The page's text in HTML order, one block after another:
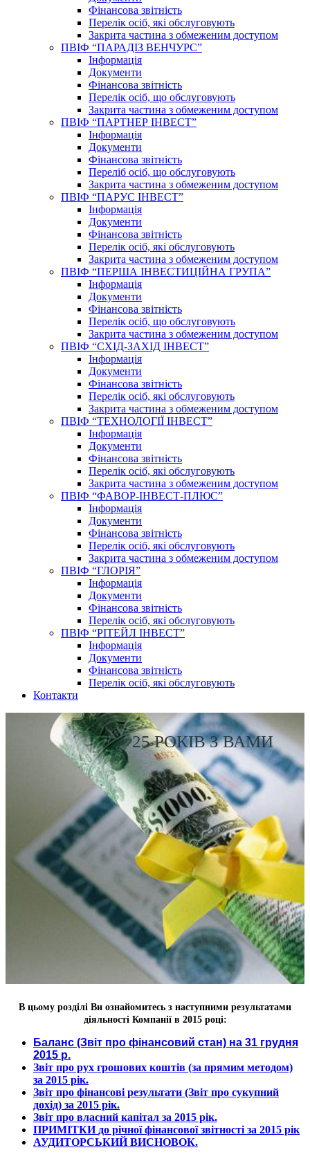
Фінансова звітність
Перелік осіб, які обслуговують
Закрита частина з обмеженим доступом
ПВІФ “ПАРАДІЗ ВЕНЧУРС”
Інформація
Документи
Фінансова звітність
Перелік осіб, що обслуговують
Закрита частина з обмеженим доступом
ПВІФ “ПАРТНЕР ІНВЕСТ”
Інформація
Документи
Фінансова звітність
Переліб осіб, що обслуговують
Закрита частина з обмеженим доступом
ПВІФ “ПАРУС ІНВЕСТ”
Інформація
Документи
Фінансова звітність
Перелік осіб, які обслуговують
Закрита частина з обмеженим доступом
ПВІФ “ПЕРША ІНВЕСТИЦІЙНА ГРУПА”
Інформація
Документи
Фінансова звітність
Перелік осіб, що обслуговують
Закрита частина з обмеженим доступом
ПВІФ “СХІД-ЗАХІД ІНВЕСТ”
Інформація
Документи
Фінансова звітність
Перелік осіб, які обслуговують
Закрита частина з обмеженим доступом
ПВІФ “ТЕХНОЛОГІЇ ІНВЕСТ”
Інформація
Документи
Фінансова звітність
Перелік осіб, які обслуговують
Закрита частина з обмеженим доступом
ПВІФ “ФАВОР-ІНВЕСТ-ПЛЮС”
Інформація
Документи
Фінансова звітність
Перелік осіб, які обслуговують
Закрита частина з обмеженим доступом
ПВІФ “ГЛОРІЯ”
Інформація
Документи
Фінансова звітність
Перелік осіб, які обслуговують
ПВІФ “РІТЕЙЛ ІНВЕСТ”
Інформація
Документи
Фінансова звітність
Перелік осіб, які обслуговують
Контакти
25 РОКІВ З ВАМИ
В цьому розділі Ви ознайомитесь з наступними результатами
діяльності Компанії в 2015 році:
Баланс (Звіт про фінансовий стан) на 31 грудня
2015 р.
Звіт про рух грошових коштів (за прямим методом)
за 2015 рік.
Звіт про фінансові результати (Звіт про сукупний
дохід) за 2015 рік.
Звіт про власний капітал за 2015 рік.
ПРИМІТКИ до річної фінансової звітності за 2015 рік
АУДИТОРСЬКИЙ ВИСНОВОК.